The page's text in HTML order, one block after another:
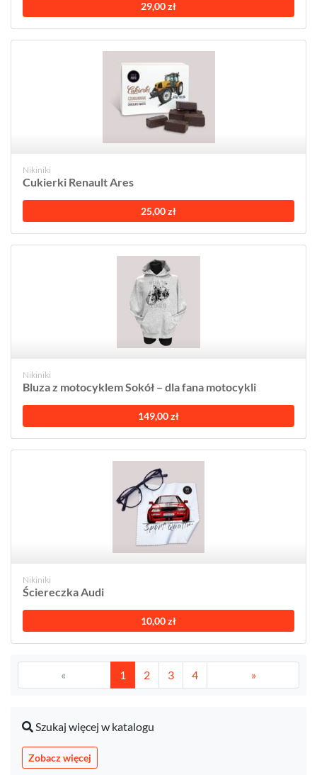
29,00 zł
Nikiniki
Cukierki Renault Ares
25,00 zł
Nikiniki
Bluza z motocyklem Sokół – dla fana motocykli
149,00 zł
Nikiniki
Ściereczka Audi
10,00 zł
« 1 2 3 4 »
Szukaj więcej w katalogu
Zobacz więcej